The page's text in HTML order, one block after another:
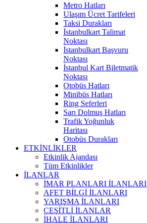
Metro Hatları
Ulaşım Ücret Tarifeleri
Taksi Durakları
İstanbulkart Talimat
Noktası
İstanbulkart Başvuru
Noktası
İstanbul Kart Biletmatik
Noktası
Otobüs Hatları
Minibüs Hatları
Ring Seferleri
Sarı Dolmuş Hatları
Trafik Yoğunluk
Haritası
Otobüs Durakları
ETKİNLİKLER
Etkinlik Ajandası
Tüm Etkinlikler
İLANLAR
İMAR PLANLARI İLANLARI
AFET BİLGİ İLANLARI
YARIŞMA İLANLARI
ÇEŞİTLİ İLANLAR
İHALE İLANLARI